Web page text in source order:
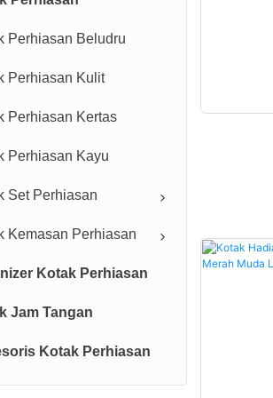
Perhiasan Beludru
Perhiasan Kulit
Perhiasan Kertas
Perhiasan Kayu
Set Perhiasan
Kemasan Perhiasan
Kotak Perhiasan
Perhiasan
Perhiasan Kulit
Perhiasan Kayu
Jam Tangan
Kotak Perhiasan